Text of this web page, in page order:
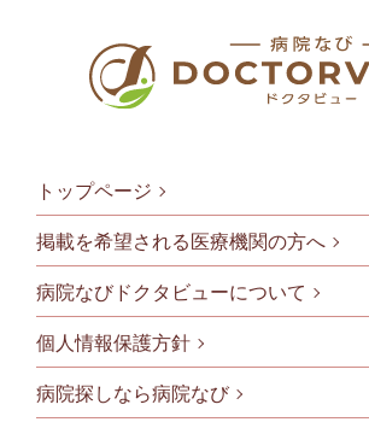
フ
トップページ
掲載を希望される医療機関の方へ
病院なびドクタビューについて
個人情報保護方針
病院探しなら病院なび